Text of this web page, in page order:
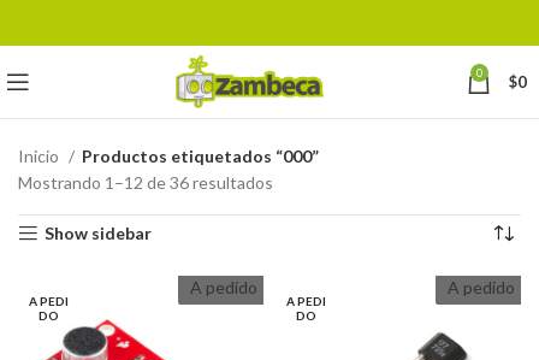
0 $0
Inicio
Productos etiquetados “000”
Mostrando 1–12 de 36 resultados
Show sidebar
A PEDI
DO
A pedido
A PEDI
DO
A pedido